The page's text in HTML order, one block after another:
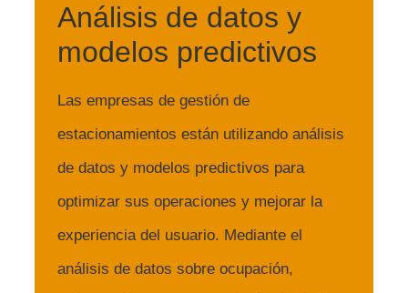
Análisis de datos y
modelos predictivos
Las empresas de gestión de
estacionamientos están utilizando análisis
de datos y modelos predictivos para
optimizar sus operaciones y mejorar la
experiencia del usuario. Mediante el
análisis de datos sobre ocupación,